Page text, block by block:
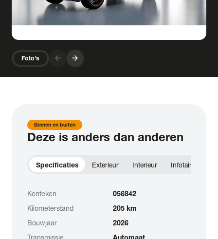
Foto's arrow_forward arrow_forward
Binnen en buiten
Deze is anders dan anderen
Specificaties Exterieur Interieur Infotainment
Kenteken
056842
Kilometerstand
205 km
Bouwjaar
2026